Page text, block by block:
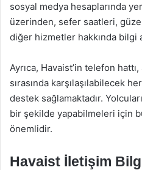
sosyal medya hesaplarında
üzerinden, sefer saatleri,
diğer hizmetler hakkında bilgi
Ayrıca, Havaist’in telefon
sırasında karşılaşılabilecek
destek sağlamaktadır.
bir şekilde yapabilmeleri için
önemlidir.
Havaist İletişim